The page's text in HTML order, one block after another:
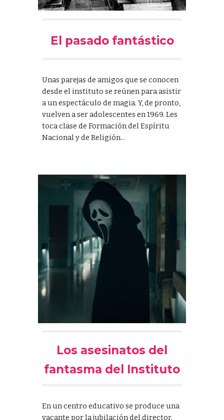
El pasado fantástico
Unas parejas de amigos que se conocen
desde el instituto se reúnen para asistir
a un espectáculo de magia. Y, de pronto,
vuelven a ser adolescentes en 1969. Les
toca clase de Formación del Espíritu
Nacional y de Religión...
Los asesinatos del
fantasma del Instituto
En un centro educativo se produce una
vacante por la jubilación del director.